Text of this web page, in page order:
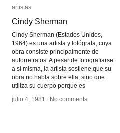
artistas
Cindy Sherman
Cindy Sherman (Estados Unidos,
1964) es una artista y fotógrafa, cuya
obra consiste principalmente de
autorretratos. A pesar de fotografiarse
a sí misma, la artista sostiene que su
obra no habla sobre ella, sino que
utiliza su cuerpo porque es
julio 4, 1981 / No comments
artistas
Cindy Sherman
julio 4, 1981 / No comments